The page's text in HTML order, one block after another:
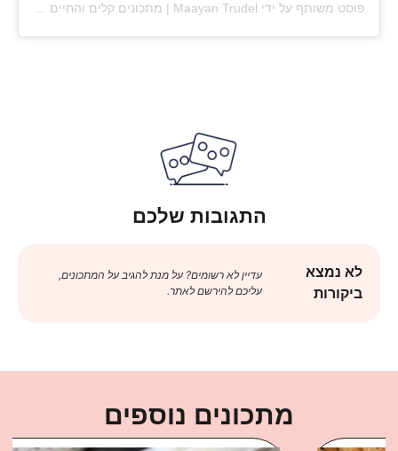
פוסט משותף על ידי ‏‎Maayan Trudel | מתכונים קלים והחיים עצמם‎‏ (@‏‎maayan.shtrudel‎‏)
התגובות שלכם
לא נמצא
ביקורות
עדיין לא רשומים? על מנת להגיב על המתכונים,
עליכם להירשם לאתר.
מתכונים נוספים